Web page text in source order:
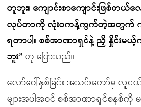
တူဘူး။ ကျောင်းစာကျောင်းဖြစ်တယ်
လုပ်တာကို လုံးဝကန့်ကွက်တဲ့အတွက်
ရတာပါ။ စစ်အာဏာရှင်နဲ့ ညှိ နှိုင်းမ
ဘူး” ဟု ပြောသည်။
လော်ဝေါ်နှစ်ခြင်း အသင်းတော်မှ လူင
များအပါအဝင် စစ်အာဏာရှင်စနစ်ကို